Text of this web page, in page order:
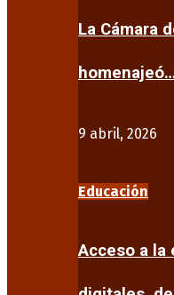
La Cámara
9 abril, 2026
Educación
Acceso a la